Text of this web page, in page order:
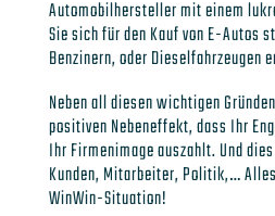
Automobilhersteller mit einem
Sie sich für den Kauf von E-Autos
Benzinern, oder Dieselfahrzeugen
Neben all diesen wichtigen
positiven Nebeneffekt, dass Ihr
Ihr Firmenimage auszahlt. Und
Kunden, Mitarbeiter, Politik,…
WinWin-Situation!